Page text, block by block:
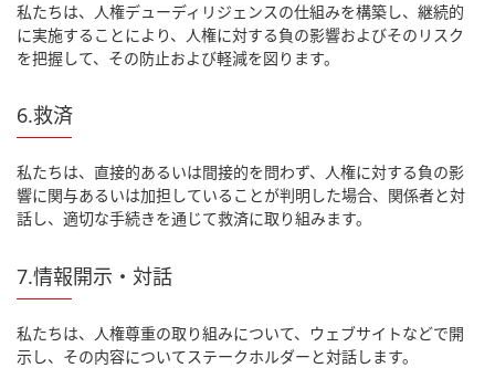
私たちは、人権デューディリジェンスの仕組みを構築し、継続的
に実施することにより、人権に対する負の影響およびそのリスク
を把握して、その防止および軽減を図ります。
6.救済
私たちは、直接的あるいは間接的を問わず、人権に対する負の影
響に関与あるいは加担していることが判明した場合、関係者と対
話し、適切な手続きを通じて救済に取り組みます。
7.情報開示・対話
私たちは、人権尊重の取り組みについて、ウェブサイトなどで開
示し、その内容についてステークホルダーと対話します。